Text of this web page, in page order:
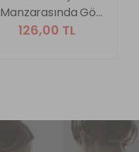
Manzarasında Göl
Kenarındaki Ev
126,00 TL